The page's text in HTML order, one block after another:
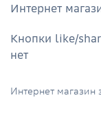
Интернет
Кнопки like/
нет
Интернет магазин